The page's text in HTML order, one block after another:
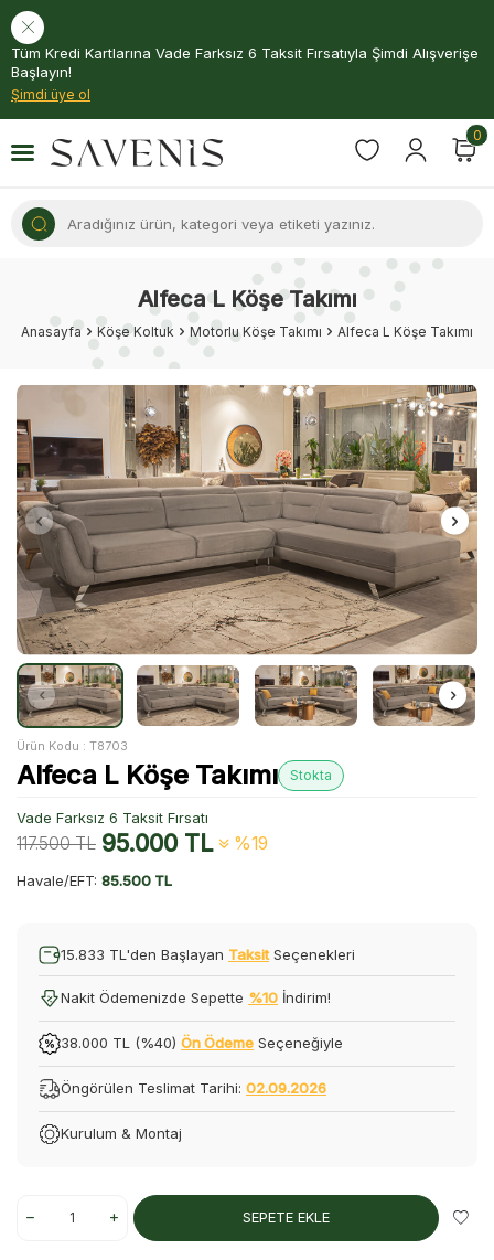
Tüm Kredi Kartlarına Vade Farksız 6 Taksit Fırsatıyla Şimdi Alışverişe
Başlayın!
Şimdi üye ol
0
Alfeca L Köşe Takımı
Anasayfa Köşe Koltuk Motorlu Köşe Takımı Alfeca L Köşe Takımı
Ürün Kodu : T8703
Alfeca L Köşe Takımı Stokta
Vade Farksız 6 Taksit Fırsatı
117.500TL 95.000TL %19
Havale/EFT: 85.500 TL
15.833 TL'den Başlayan Taksit Seçenekleri
Nakit Ödemenizde Sepette %10 İndirim!
38.000 TL (%40) Ön Ödeme Seçeneğiyle
Öngörülen Teslimat Tarihi: 02.09.2026
Kurulum & Montaj
SEPETE EKLE